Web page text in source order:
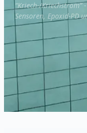
“Kriech-/Kriechstrom”
Sensoren, Epoxid-PD